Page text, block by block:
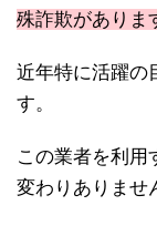
殊詐欺がありま
近年特に活躍の
す。
この業者を利用
変わりありませ